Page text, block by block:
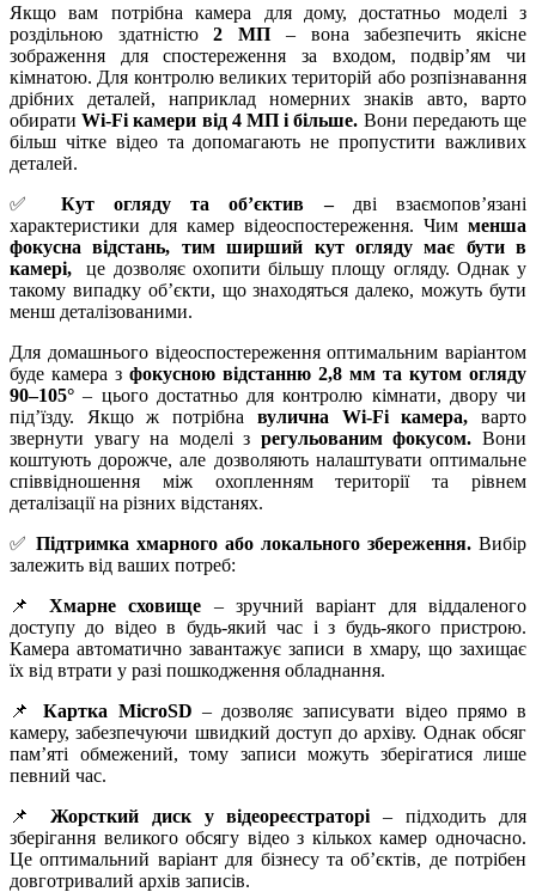
Якщо вам потрібна камера для дому, достатньо моделі з
роздільною здатністю2 МП – вона забезпечить якісне
зображення для спостереження за входом, подвір’ям чи
кімнатою. Для контролю великих територій або розпізнавання
дрібних деталей, наприклад номерних знаків авто, варто
обиратиWi-Fi камери від 4 МП і більше. Вони передають ще
більш чітке відео та допомагають не пропустити важливих
деталей.
✅ Кут огляду та об’єктив– дві взаємопов’язані
характеристики для камер відеоспостереження. Чим менша
фокусна відстань, тим ширший кут огляду має бути в
камері, це дозволяє охопити більшу площу огляду. Однак у
такому випадку об’єкти, що знаходяться далеко, можуть бути
менш деталізованими.
Для домашнього відеоспостереження оптимальним варіантом
буде камера з фокусною відстанню 2,8 мм та кутом огляду
90–105° – цього достатньо для контролю кімнати, двору чи
під’їзду. Якщо ж потрібна вулична Wi-Fi камера, варто
звернути увагу на моделі з регульованим фокусом. Вони
коштують дорожче, але дозволяють налаштувати оптимальне
співвідношення між охопленням території та рівнем
деталізації на різних відстанях.
✅ Підтримка хмарного або локального збереження. Вибір
залежить від ваших потреб:
📌 Хмарне сховище – зручний варіант для віддаленого
доступу до відео в будь-який час і з будь-якого пристрою.
Камера автоматично завантажує записи в хмару, що захищає
їх від втрати у разі пошкодження обладнання.
📌Картка MicroSD – дозволяє записувати відео прямо в
камеру, забезпечуючи швидкий доступ до архіву. Однак обсяг
пам’яті обмежений, тому записи можуть зберігатися лише
певний час.
📌 Жорсткий диск у відеореєстраторі – підходить для
зберігання великого обсягу відео з кількох камер одночасно.
Це оптимальний варіант для бізнесу та об’єктів, де потрібен
довготривалий архів записів.